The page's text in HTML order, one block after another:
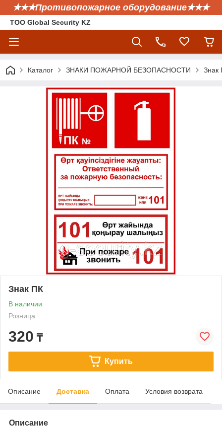
✭✭✭Противопожарное оборудование✭✭✭
ТОО Global Security KZ
Каталог ЗНАКИ ПОЖАРНОЙ БЕЗОПАСНОСТИ Знак
Знак ПК
В наличии
Розница
320 ₸
Купить
Описание Доставка Оплата Условия возврата
Описание